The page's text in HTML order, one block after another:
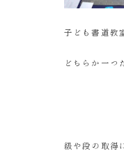
子ども書道教
どちらか一つ
級や段の取得